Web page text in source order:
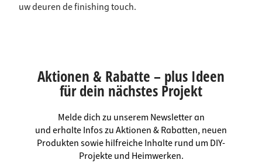
uw deuren de finishing touch.
Aktionen & Rabatte – plus Ideen
für dein nächstes Projekt
Melde dich zu unserem Newsletter an
und erhalte Infos zu Aktionen & Rabatten, neuen
Produkten sowie hilfreiche Inhalte rund um DIY-
Projekte und Heimwerken.